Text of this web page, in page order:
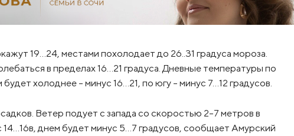
19…24, местами похолодает до 26..31 градуса мороза.
в пределах 16…21 градуса. Дневные температуры по
холоднее – минус 16…21, по югу – минус 7…12 градусов.
Ветер подует с запада со скоростью 2-7 метров в
днем будет минус 5…7 градусов, сообщает Амурский